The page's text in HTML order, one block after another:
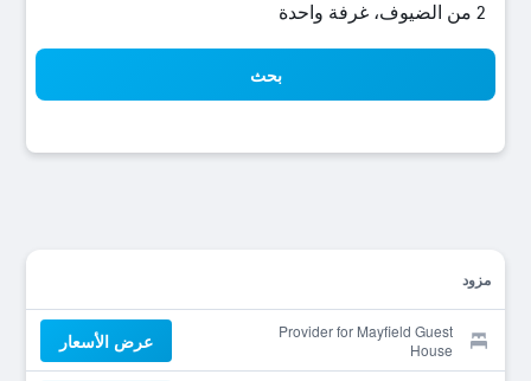
2 من الضيوف، غرفة واحدة
بحث
مزود
Provider for Mayfield Guest
House
عرض الأسعار